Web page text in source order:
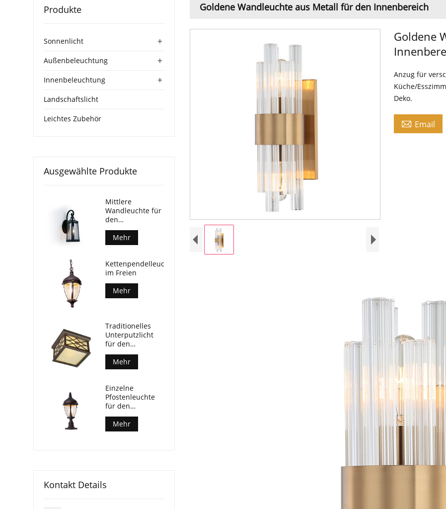
Goldene Wandleuchte aus Metall für den Innenbereich
Goldene
Anzug für
Küche/
Deko.
 Email
Produkte
+
Sonnenlicht
+
Außenbeleuchtung
+
Innenbeleuchtung
Landschaftslicht
Leichtes Zubehör
Ausgewählte Produkte
Mittlere
Wandleuchte für
den
Außenbereich
Mehr
Kettenpendelleuchte
im Freien
Mehr
Traditionelles
Unterputzlicht
für den
Außenbereich
Mehr
Einzelne
Pfostenleuchte
für den
Außenbereich
Mehr
Kontakt Details